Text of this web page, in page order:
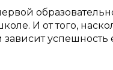
И от того,
успешность